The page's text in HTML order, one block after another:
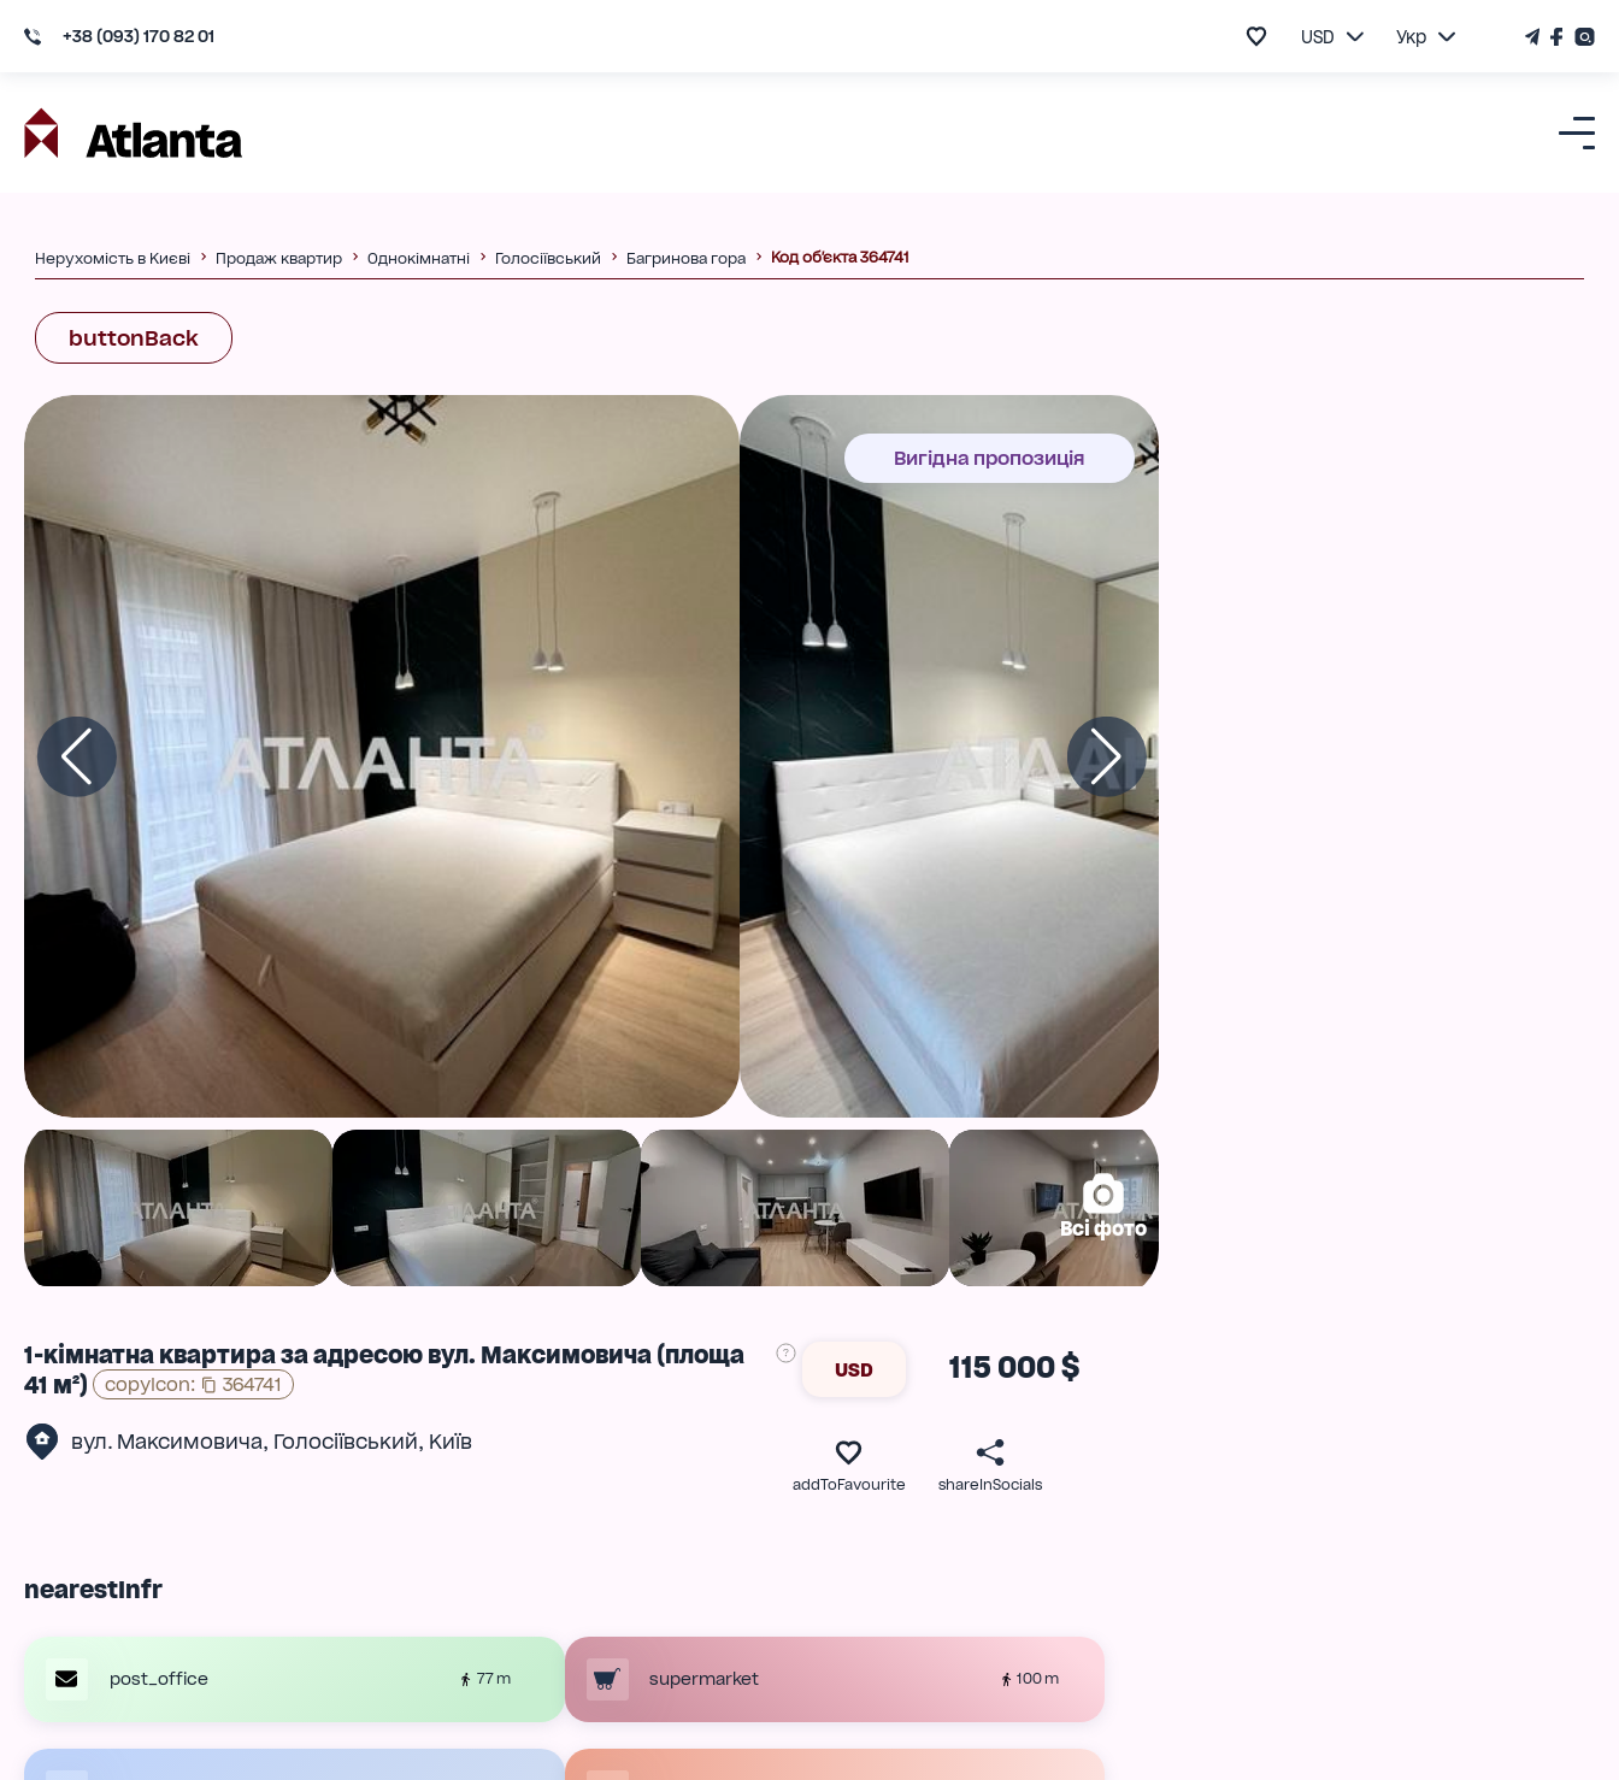
+38 (093) 170 82 01 USD Укр
Нерухомість в Києві Продаж квартир Однокімнатні Голосіївський Багринова гора Код об'єкта 364741
buttonBack
Вигідна пропозиція
Всі фото
1-кімнатна квартира за адресою вул. Максимовича (площа
41 м²)
copyIcon: 364741
вул. Максимовича, Голосіївський, Київ
USD 115 000 $
addToFavourite shareInSocials
nearestInfr
post_office 77 m supermarket 100 m